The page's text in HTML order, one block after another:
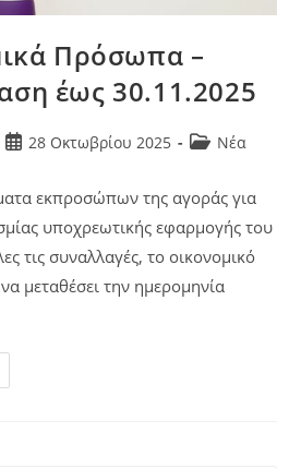
Πρόσωπα –
έως 30.11.2025
28 Οκτωβρίου 2025 Νέα
εκπροσώπων της αγοράς για
υποχρεωτικής εφαρμογής του
τις συναλλαγές, το οικονομικό
μεταθέσει την ημερομηνία